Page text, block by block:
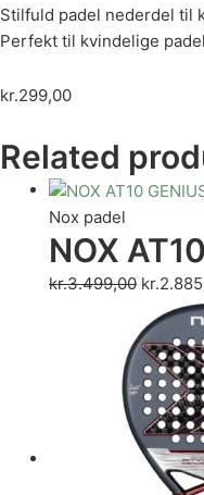
Stilfuld padel nederdel til
Perfekt til kvindelige
kr.299,00
Related
Nox padel
NOX
kr.3.499,00 kr.